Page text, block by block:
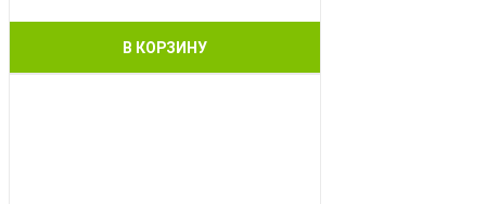
В КОРЗИНУ